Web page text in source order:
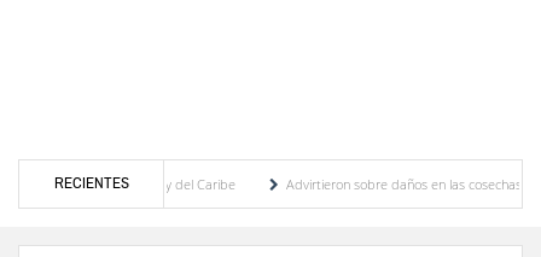
RECIENTES
Centroamericanos y del Caribe
Advirtieron sobre daños en las cosechas de los